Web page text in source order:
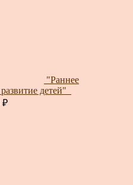
"Раннее
детей"_
₽